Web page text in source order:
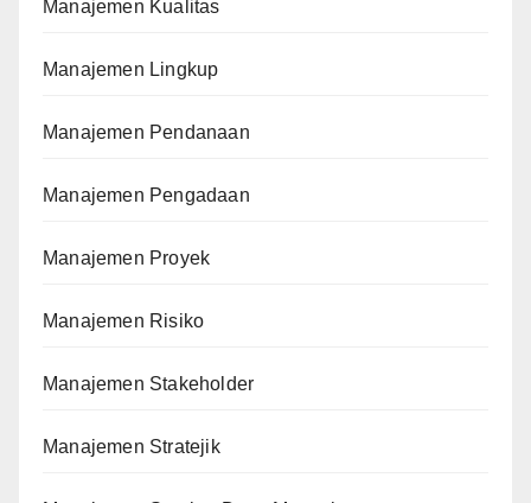
Manajemen Kualitas
Manajemen Lingkup
Manajemen Pendanaan
Manajemen Pengadaan
Manajemen Proyek
Manajemen Risiko
Manajemen Stakeholder
Manajemen Stratejik